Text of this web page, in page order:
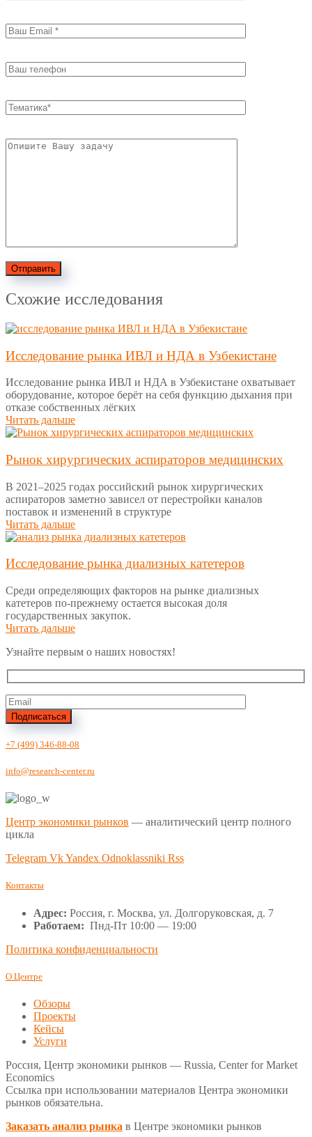
Отправить
Схожие исследования
Исследование рынка ИВЛ и НДА в Узбекистане
Исследование рынка ИВЛ и НДА в Узбекистане охватывает
оборудование, которое берёт на себя функцию дыхания при
отказе собственных лёгких
Читать дальше
Рынок хирургических аспираторов медицинских
В 2021–2025 годах российский рынок хирургических
аспираторов заметно зависел от перестройки каналов
поставок и изменений в структуре
Читать дальше
Исследование рынка диализных катетеров
Среди определяющих факторов на рынке диализных
катетеров по-прежнему остается высокая доля
государственных закупок.
Читать дальше
Узнайте первым о наших новостях!
Подписаться
+7 (499) 346-88-08
info@research-center.ru
Центр экономики рынков — аналитический центр полного
цикла
Telegram VkYandex Odnoklassniki Rss
Контакты
Адрес: Россия, г. Москва, ул. Долгоруковская, д. 7
Работаем: Пнд-Пт 10:00 — 19:00
Политика конфиденциальности
О Центре
Обзоры
Проекты
Кейсы
Услуги
Россия, Центр экономики рынков — Russia, Center for Market
Economics
Ссылка при использовании материалов Центра экономики
рынков обязательна.
Заказать анализ рынка в Центре экономики рынков